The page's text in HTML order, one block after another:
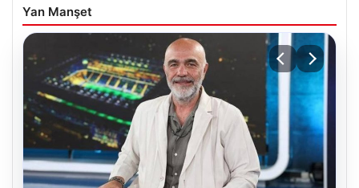
Yan Manşet